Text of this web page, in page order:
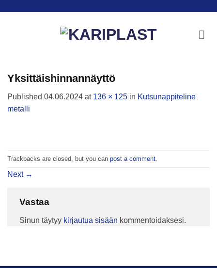
Yksittäishinnannäyttö
Published 04.06.2024 at 136 × 125 in Kutsunappiteline
metalli
Trackbacks are closed, but you can post a comment
Next →
Vastaa
Sinun täytyy kirjautua sisään kommentoidaksesi.